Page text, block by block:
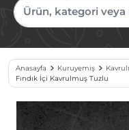
Anasayfa Kuruyemiş
Fındık İçi Kavrulmuş Tuzlu